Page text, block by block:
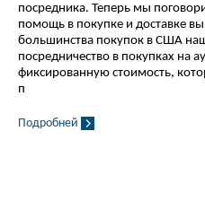
посредника. Теперь мы
помощь в покупке и доставке
большинства покупок в США наш
посредничество в покупках на
фиксированную стоимость,
п
Подробней